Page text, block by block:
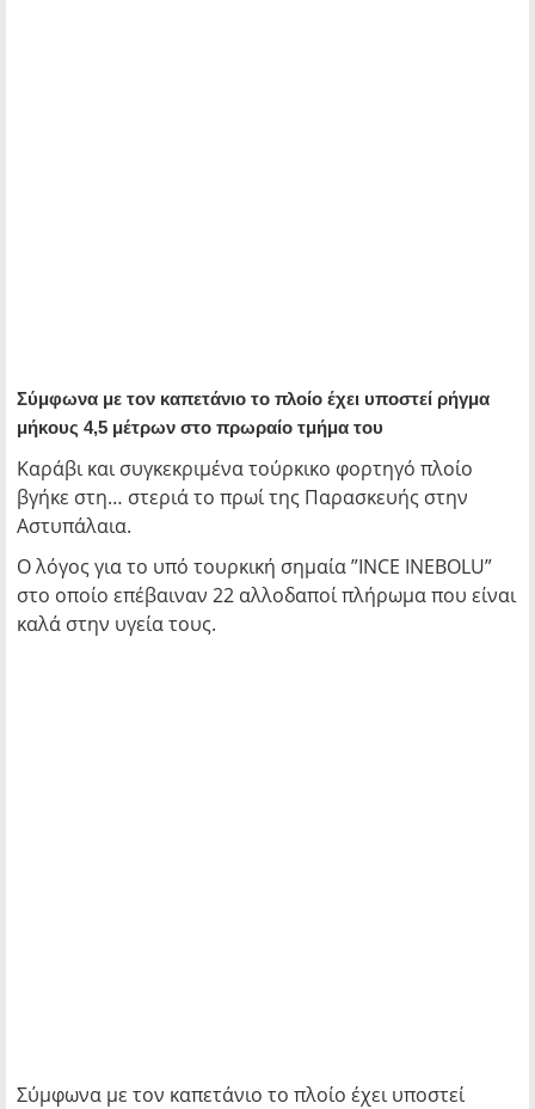
Σύμφωνα με τον καπετάνιο το πλοίο έχει υποστεί ρήγμα
μήκους 4,5 μέτρων στο πρωραίο τμήμα του
Καράβι και συγκεκριμένα τούρκικο φορτηγό πλοίο
βγήκε στη… στεριά το πρωί της Παρασκευής στην
Αστυπάλαια.
Ο λόγος για το υπό τουρκική σημαία ”INCE INEBOLU”
στο οποίο επέβαιναν 22 αλλοδαποί πλήρωμα που είναι
καλά στην υγεία τους.
Σύμφωνα με τον καπετάνιο το πλοίο έχει υποστεί